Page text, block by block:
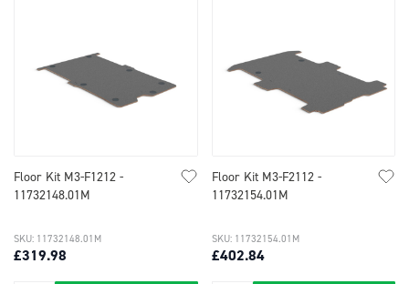
Floor Kit M3-F1212 -
11732148.01M
£319.98
SKU: 11732148.01M
Floor Kit M3-F2112 -
11732154.01M
£402.84
SKU: 11732154.01M